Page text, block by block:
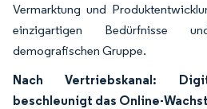
Vermarktung und
einzigartigen Bedürfnisse
demografischen Gruppe.
Nach Vertriebskanal:
beschleunigt das Online-